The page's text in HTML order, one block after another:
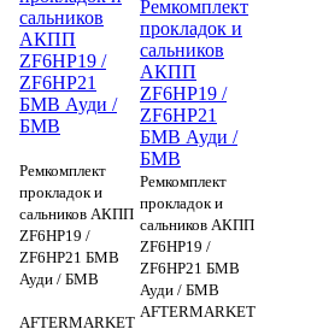
сальников
АКПП
ZF6HP19 /
ZF6HP21
БМВ Ауди /
БМВ
Ремкомплект
прокладок и
сальников АКПП
ZF6HP19 /
ZF6HP21 БМВ
Ауди / БМВ
AFTERMARKET
Ремкомплект
прокладок и
сальников
АКПП
ZF6HP19 /
ZF6HP21
БМВ Ауди /
БМВ
Ремкомплект
прокладок и
сальников АКПП
ZF6HP19 /
ZF6HP21 БМВ
Ауди / БМВ
AFTERMARKET